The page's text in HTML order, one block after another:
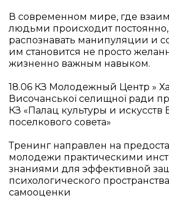
В современном мире, где
людьми происходит
распознавать манипуляции и
им становится не просто
жизненно важным навыком.
18.06 КЗ Молодежный Центр »
Височанської селищної ради
КЗ «Палац культуры и искусств
поселкового совета»
Тренинг направлен на
молодежи практическими
знаниями для эффективной
психологического
самооценки